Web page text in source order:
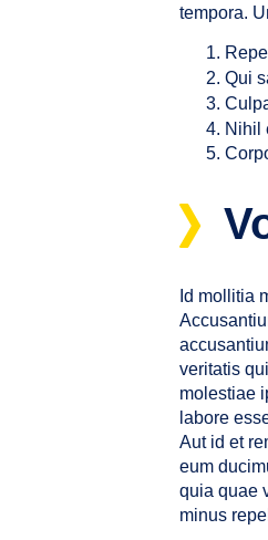
tempora.
Qui
Nihil
Id mollitia
veritatis
molestiae
labore
Aut id et
eum
quia quae
minus